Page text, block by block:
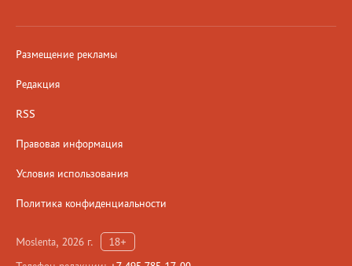
Размещение рекламы
Редакция
RSS
Правовая информация
Условия использования
Политика конфиденциальности
Moslenta, 2026 г.
18+